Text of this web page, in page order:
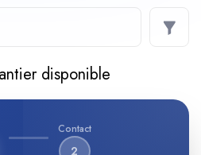
disponible
Contact
2